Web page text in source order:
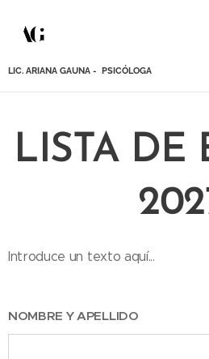
LIC. ARIANA GAUNA - PSICÓLOGA
LISTA DE
Introduce un texto aquí...
NOMBRE Y APELLIDO